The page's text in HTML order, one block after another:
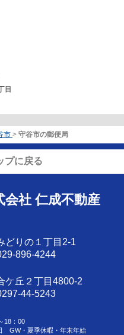
目
市 > 守谷市の郵便局
プに戻る
会社 仁成不動産
どりの１丁目2-1
896-4244
ケ丘２丁目4800-2
44-5243
18：00
GW・夏季休暇・年末年始